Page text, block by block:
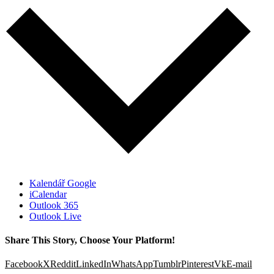
Kalendář Google
iCalendar
Outlook 365
Outlook Live
Share This Story, Choose Your Platform!
FacebookXRedditLinkedInWhatsAppTumblrPinterestVkE-mail